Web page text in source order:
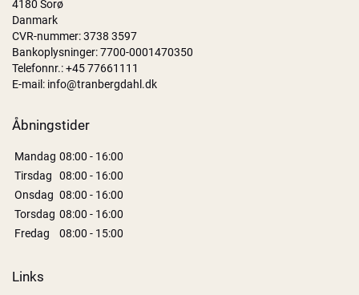
4180 Sorø
Danmark
CVR-nummer: 3738 3597
Bankoplysninger: 7700-0001470350
Telefonnr.:+45 77661111
E-mail: info@tranbergdahl.dk
Åbningstider
Mandag 08:00 - 16:00
Tirsdag
08:00 - 16:00
Onsdag 08:00 - 16:00
Torsdag 08:00 - 16:00
Fredag
08:00 - 15:00
Links